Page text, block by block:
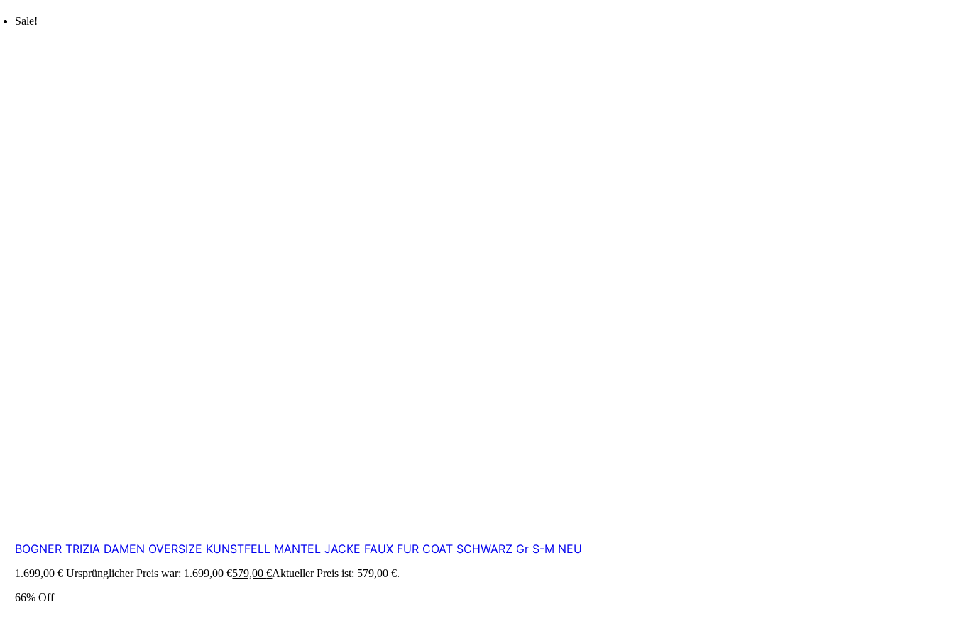
Sale!
BOGNER TRIZIA DAMEN OVERSIZE KUNSTFELL MANTEL JACKE FAUX FUR COAT SCHWARZ Gr S-M NEU
1.699,00€ Ursprünglicher Preis war: 1.699,00 €579,00€Aktueller Preis ist: 579,00 €.
66% Off